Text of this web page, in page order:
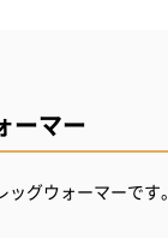
ーマー
グウォーマーです。